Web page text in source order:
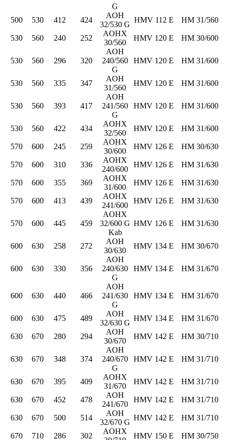
G
500 530 412 424
AOH
32/530 G
HMV 112 E HM 31/560
530 560 240 252
AOHX
30/560
HMV 120 E HM 30/600
530 560 296 320
AOH
240/560
G
HMV 120 E HM 31/600
530 560 335 347
AOH
31/560
HMV 120 E HM 31/600
530 560 393 417
AOH
241/560
G
HMV 120 E HM 31/600
530 560 422 434
AOHX
32/560
HMV 120 E HM 31/600
570 600 245 259
AOHX
30/600
HMV 126 E HM 30/630
570 600 310 336
AOHX
240/600
HMV 126 E HM 31/630
570 600 355 369
AOHX
31/600
HMV 126 E HM 31/630
570 600 413 439
AOHX
241/600
HMV 126 E HM 31/630
570 600 445 459
AOHX
32/600 G
Kab
HMV 126 E HM 31/630
600 630 258 272
AOH
30/630
HMV 134 E HM 30/670
600 630 330 356
AOH
240/630
G
HMV 134 E HM 31/670
600 630 440 466
AOH
241/630
G
HMV 134 E HM 31/670
600 630 475 489
AOH
32/630 G
HMV 134 E HM 31/670
630 670 280 294
AOH
30/670
HMV 142 E HM 30/710
630 670 348 374
AOH
240/670
G
HMV 142 E HM 31/710
630 670 395 409
AOHX
31/670
HMV 142 E HM 31/710
630 670 452 478
AOH
241/670
HMV 142 E HM 31/710
630 670 500 514
AOH
32/670 G
HMV 142 E HM 31/710
670 710 286 302
AOHX
HMV 150 E HM 30/750